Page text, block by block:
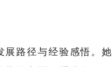
展路径与经验感悟。她